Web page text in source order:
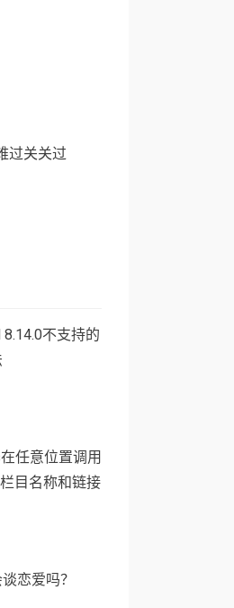
过关关过
8.14.0不支持的
任意位置调用
目名称和链接
恋爱吗？